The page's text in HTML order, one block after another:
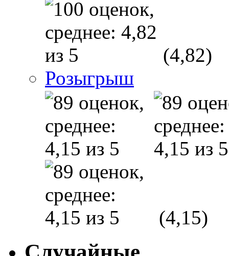
(4,82)
Розыгрыш
(4,15)